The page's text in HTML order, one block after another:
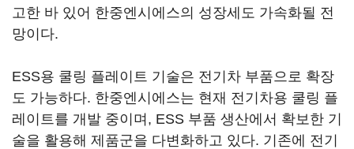
고한 바 있어 한중엔시에스의 성장세도 가속화될 전
망이다.
ESS용 쿨링 플레이트 기술은 전기차 부품으로 확장
도 가능하다. 한중엔시에스는 현재 전기차용 쿨링 플
레이트를 개발 중이며, ESS 부품 생산에서 확보한 기
술을 활용해 제품군을 다변화하고 있다. 기존에 전기